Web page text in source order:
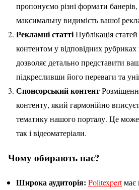
пропонуємо різні формати
максимальну видимість вашої
Рекламні статтіПублікація
контентом у відповідних
дозволяє детально представити
підкресливши його переваги та
Спонсорський контент
контенту, який гармонійно
тематику нашого порталу. Це може
так і відеоматеріали.
Чому обирають нас?
Широка аудиторія: Politexpertмає